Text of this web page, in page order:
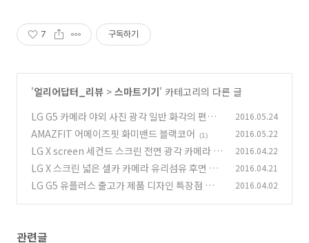
7 구독하기
'얼리어답터_리뷰 > 스마트기기' 카테고리의 다른 글
LG G5 카메라 야외 사진 광각 일반 화각의 편리
함
(1)
2016.05.24
AMAZFIT 어메이즈핏 화미밴드 블랙코어 (1) 2016.05.22
LG X screen 세컨드 스크린 전면 광각 카메라
(0)
2016.04.22
LG X 스크린 넓은 셀카 카메라 유리섬유 후면 디
자인 (1)
2016.04.21
LG G5 유플러스 출고가 제품 디자인 특장점 살펴
2016.04.02
관련글